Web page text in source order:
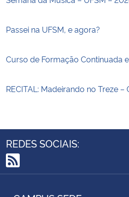
Passei na UFSM, e agora?
Curso de Formação Continuada
RECITAL: Madeirando no Treze
REDES SOCIAIS:
RSS